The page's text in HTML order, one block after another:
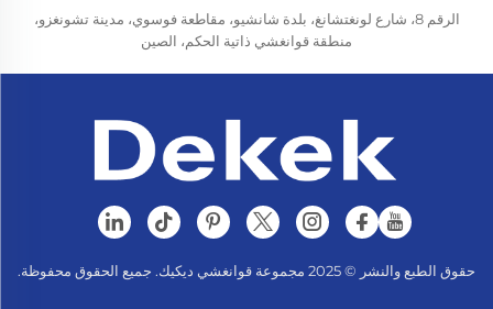
الرقم 8، شارع لونغتشانغ، بلدة شانشيو، مقاطعة فوسوي، مدينة تشونغزو،
منطقة قوانغشي ذاتية الحكم، الصين
حقوق الطبع والنشر © 2025 مجموعة قوانغشي ديكيك. جميع الحقوق محفوظة.